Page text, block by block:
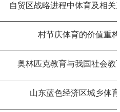
自贸区战略进程中体育及相关
村节庆体育的价值重
奥林匹克教育与我国社会教
山东蓝色经济区城乡体